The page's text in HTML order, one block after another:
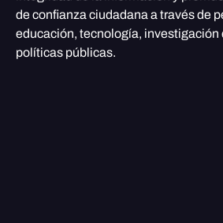
de confianza ciudadana a través de
educación, tecnología, investigación
políticas públicas.